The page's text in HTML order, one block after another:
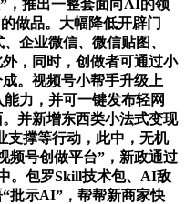
，推出一整套面向AI的领
做品。大幅降低开辟门
企业微信、微信贴图、
，同时，创做者可通过小
。视频号小帮手升级上
力，并可一键发布轻网
并新增东西类小法式变现
支撑等行动，此中，无机
频号创做平台”，新政通过
。包罗Skill技术包、AI敌
批示AI”，帮帮新商家快